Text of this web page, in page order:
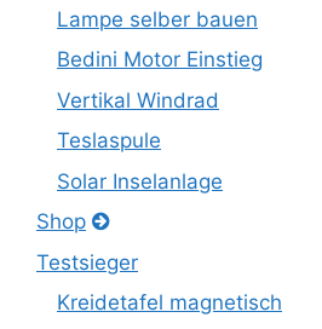
Lampe selber bauen
Bedini Motor Einstieg
Vertikal Windrad
Teslaspule
Solar Inselanlage
Shop
Testsieger
Kreidetafel magnetisch